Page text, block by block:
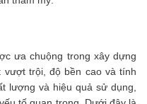
ưa chuộng trong xây dựng
vượt trội, độ bền cao và tính
lượng và hiệu quả sử dụng,